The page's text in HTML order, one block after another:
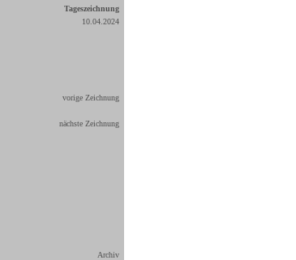
Tageszeichnung
10.04.2024
vorige Zeichnung
nächste Zeichnung
Archiv